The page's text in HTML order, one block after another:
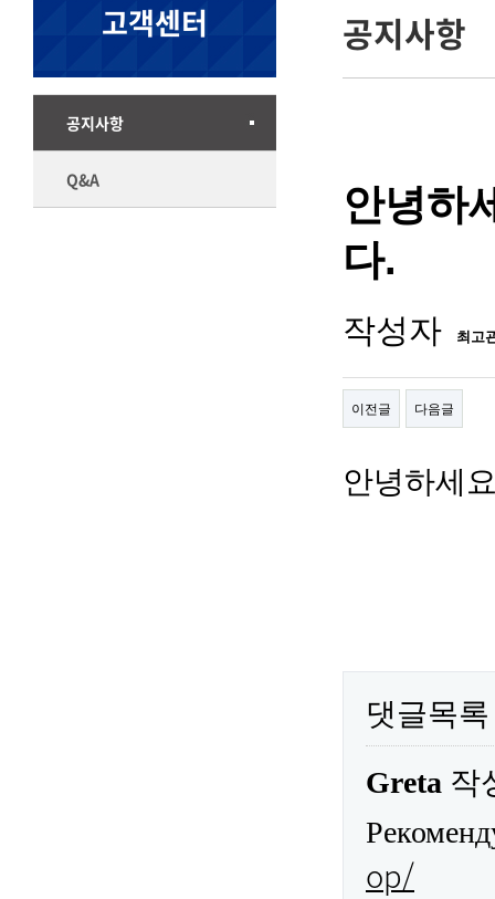
고객센터
공지사항
Q&A
공지사항
안녕하
다.
작성자 최고
이전글 다음글
안녕하세
댓글목록
Greta 작
op/